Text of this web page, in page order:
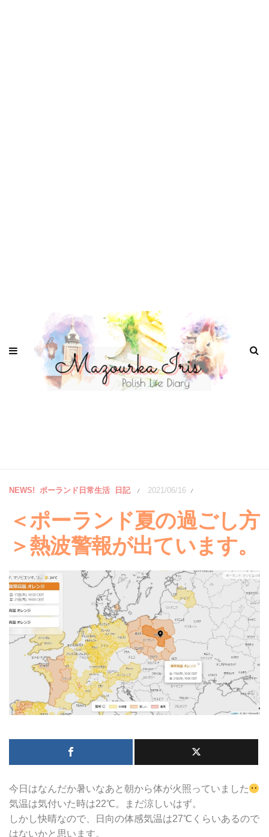
NEWS! ポーランド日常生活 日記 / 2021/06/16 /
＜ポーランド夏の過ごし方
＞熱波警報が出ています。
今日はなんだか暑いなあと朝から体が火照っていました
気温は気付いた時は22℃。まだ涼しいはず。
しかし快晴なので、日向の体感気温は27℃くらいあるので
はないかと思います。